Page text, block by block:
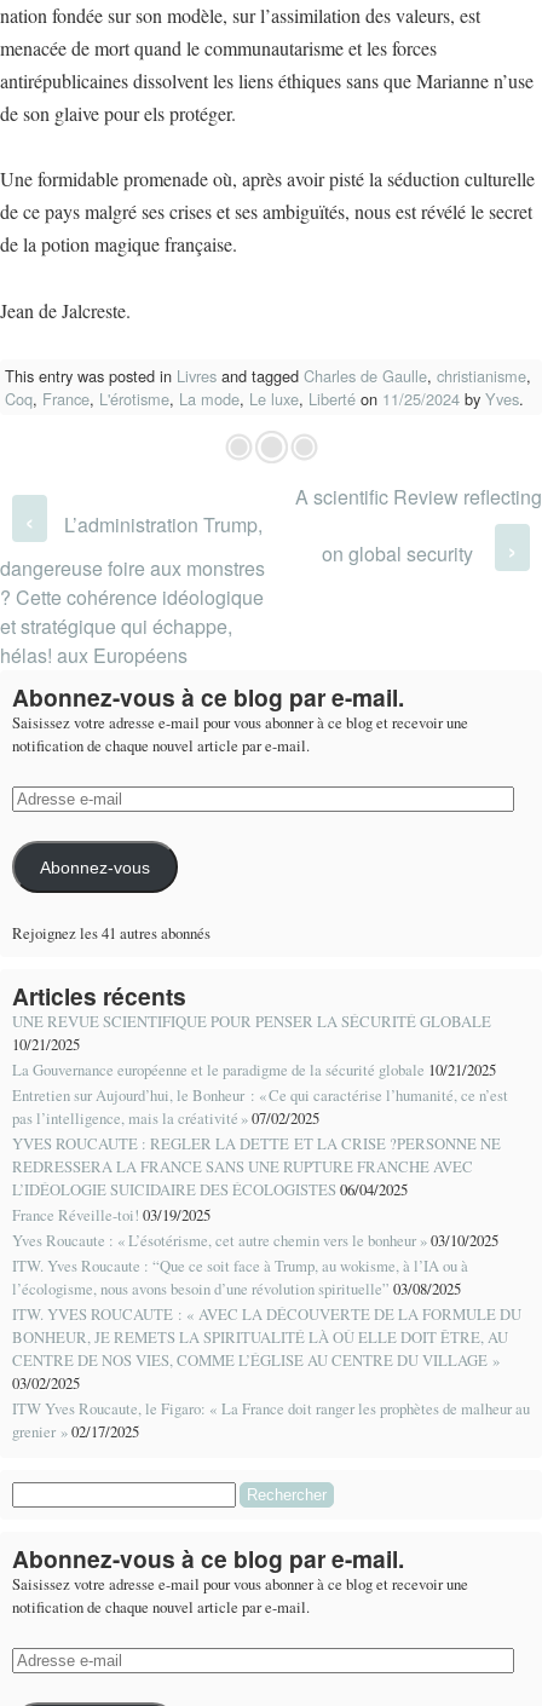
nation fondée sur son modèle, sur l’assimilation des valeurs, est
menacée de mort quand le communautarisme et les forces
antirépublicaines dissolvent les liens éthiques sans que Marianne n’use
de son glaive pour els protéger.
Une formidable promenade où, après avoir pisté la séduction culturelle
de ce pays malgré ses crises et ses ambiguïtés, nous est révélé le secret
de la potion magique française.
Jean de Jalcreste.
This entry was posted in Livres and tagged Charles de Gaulle, christianisme,
Coq, France, L'érotisme, La mode, Le luxe, Liberté on 11/25/2024 by Yves.
Post navigation
‹
L’administration Trump,
dangereuse foire aux monstres
? Cette cohérence idéologique
et stratégique qui échappe,
hélas! aux Européens
A scientific Review reflecting
on global security ›
Abonnez-vous à ce blog par e-mail.
Saisissez votre adresse e-mail pour vous abonner à ce blog et recevoir une
notification de chaque nouvel article par e-mail.
Adresse
e-
mail
Abonnez-vous
Rejoignez les 41 autres abonnés
Articles récents
UNE REVUE SCIENTIFIQUE POUR PENSER LA SÉCURITÉ GLOBALE
10/21/2025
La Gouvernance européenne et le paradigme de la sécurité globale 10/21/2025
Entretien sur Aujourd’hui, le Bonheur : « Ce qui caractérise l’humanité, ce n’est
pas l’intelligence, mais la créativité »07/02/2025
YVES ROUCAUTE : REGLER LA DETTE ET LA CRISE ?PERSONNE NE
REDRESSERA LA FRANCE SANS UNE RUPTURE FRANCHE AVEC
L’IDÉOLOGIE SUICIDAIRE DES ÉCOLOGISTES06/04/2025
France Réveille-toi! 03/19/2025
Yves Roucaute : « L’ésotérisme, cet autre chemin vers le bonheur »03/10/2025
ITW. Yves Roucaute : “Que ce soit face à Trump, au wokisme, à l’IA ou à
l’écologisme, nous avons besoin d’une révolution spirituelle” 03/08/2025
ITW. YVES ROUCAUTE : « AVEC LA DÉCOUVERTE DE LA FORMULE DU
BONHEUR, JE REMETS LA SPIRITUALITÉ LÀ OÙ ELLE DOIT ÊTRE, AU
CENTRE DE NOS VIES, COMME L’ÉGLISE AU CENTRE DU VILLAGE »
03/02/2025
ITW Yves Roucaute, le Figaro: « La France doit ranger les prophètes de malheur au
grenier »02/17/2025
Abonnez-vous à ce blog par e-mail.
Saisissez votre adresse e-mail pour vous abonner à ce blog et recevoir une
notification de chaque nouvel article par e-mail.
Adresse
e-